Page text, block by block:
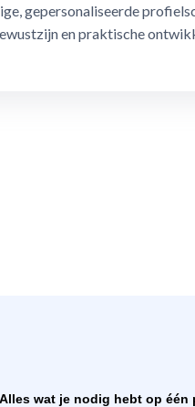
gepersonaliseerde
en praktische
Alles wat je nodig hebt op één